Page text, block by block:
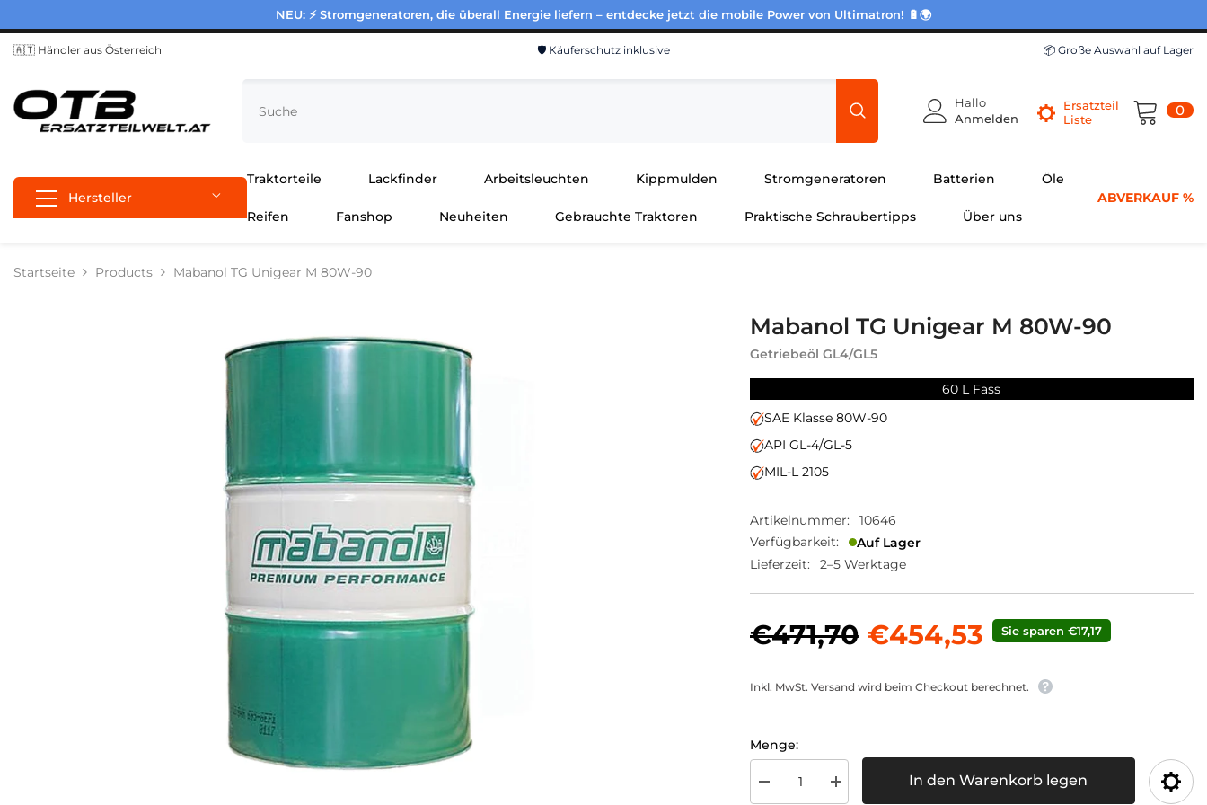
NEU: ⚡ Stromgeneratoren, die überall Energie liefern – entdecke jetzt die mobile Power von Ultimatron! 🔋🌍
🇦🇹 Händler aus Österreich 🛡️ Käuferschutz inklusive 📦 Große Auswahl auf Lager
00
Ersatzteil
Liste
Hallo
Anmelden
Hersteller
Traktorteile Lackfinder Arbeitsleuchten Kippmulden Stromgeneratoren Batterien Öle
Reifen Fanshop Neuheiten Gebrauchte Traktoren Praktische Schraubertipps Über uns
ABVERKAUF %
Startseite Products Mabanol TG Unigear M 80W-90
Mabanol TG Unigear M 80W-90
Getriebeöl GL4/GL5
60 L Fass
SAE Klasse 80W-90
API GL-4/GL-5
MIL-L 2105
Artikelnummer:
10646
Verfügbarkeit:
Auf Lager
Lieferzeit:
2–5 Werktage
€471,70 €454,53 Sie sparen €17,17
Inkl. MwSt. Versand wird beim Checkout berechnet.
Menge:
Menge
für
Menge
für
In den Warenkorb legen